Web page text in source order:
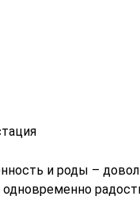
и роды –